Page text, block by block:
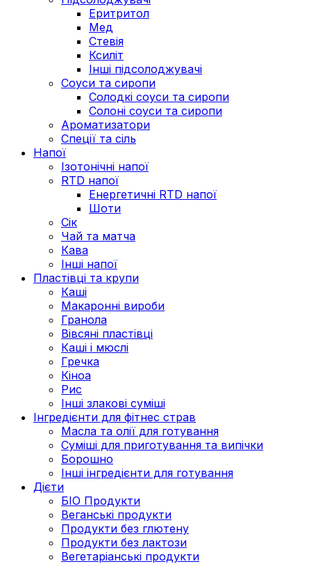
Еритритол
Мед
Стевія
Ксиліт
Інші підсолоджувачі
Соуси та сиропи
Солодкі соуси та сиропи
Солоні соуси та сиропи
Ароматизатори
Спеції та сіль
Напої
Ізотонічні напої
RTD напої
Енергетичні RTD напої
Шоти
Сік
Чай та матча
Кава
Інші напої
Пластівці та крупи
Каші
Макаронні вироби
Гранола
Вівсяні пластівці
Каші і мюслі
Гречка
Кіноа
Рис
Інші злакові суміші
Інгредієнти для фітнес страв
Масла та олії для готування
Суміші для приготування та випічки
Борошно
Інші інгредієнти для готування
Дієти
БІО Продукти
Веганські продукти
Продукти без глютену
Продукти без лактози
Вегетаріанські продукти